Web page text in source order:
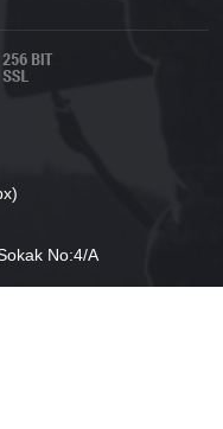
No:4/A